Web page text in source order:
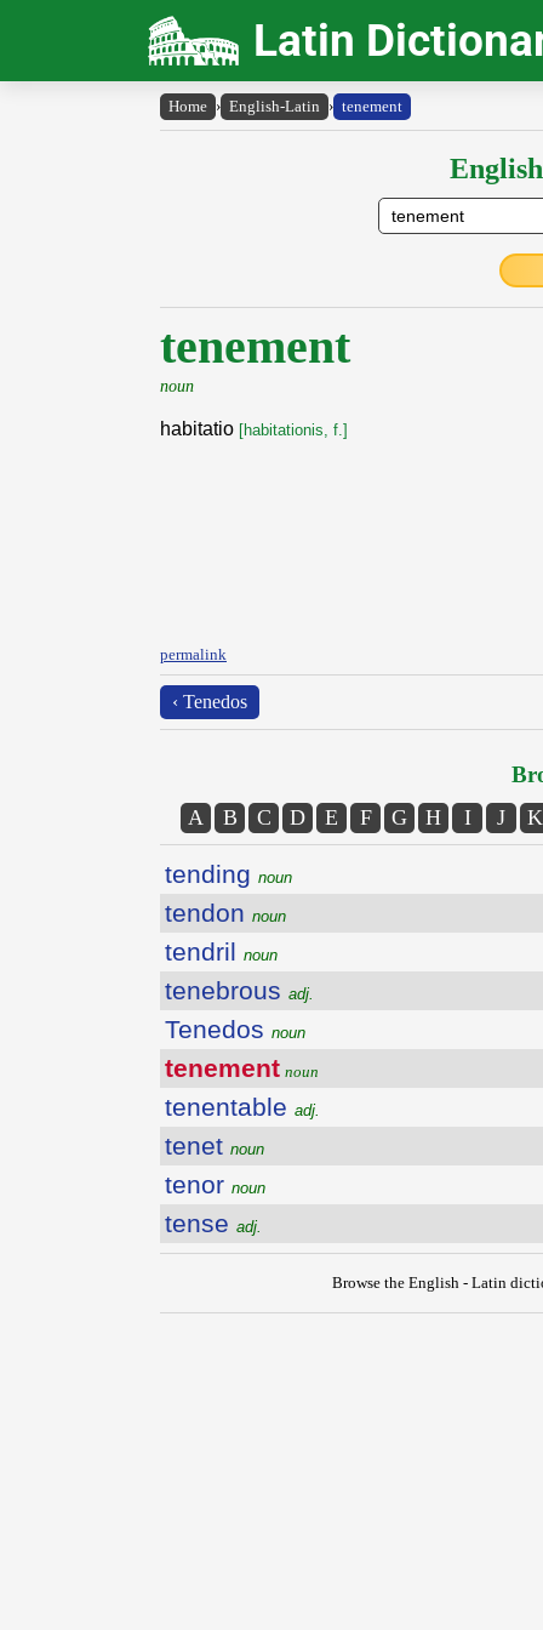
Latin
Home › English-Latin › tenement
tenement
noun
habitatio [habitationis, f.]
permalink
‹ Tenedos
A B C D E F G H I J K
tending noun
tendon noun
tendril noun
tenebrous adj.
Tenedos noun
tenement noun
tenentable adj.
tenet noun
tenor noun
tense adj.
Browse the English - Latin